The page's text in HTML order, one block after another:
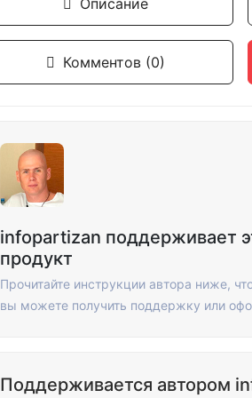
Описание
Комментов (0)
infopartizan поддерживает
продукт
Прочитайте инструкции автора ниже,
вы можете получить поддержку или
Поддерживается автором